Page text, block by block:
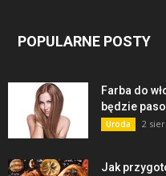
POPULARNE POSTY
Farba do
będzie
Uroda 2
Jak